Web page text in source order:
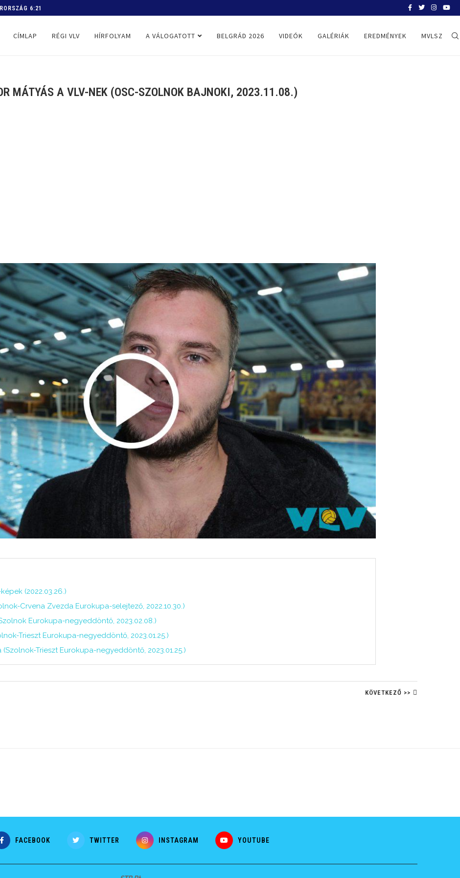
PROGRAM
CÍMLAP RÉGI VLV HÍRFOLYAM A VÁLOGATOTT BELGRÁD 2026 VIDEÓK GALÉRIÁK EREDMÉNYEK MVLSZ
MÁTYÁS A VLV-NEK (OSC-SZOLNOK BAJNOKI, 2023.11.08.)
(2022.03.26.)
Crvena Zvezda Eurokupa-selejtező, 2022.10.30.)
Eurokupa-negyeddöntő, 2023.02.08.)
Trieszt Eurokupa-negyeddöntő, 2023.01.25.)
Trieszt Eurokupa-negyeddöntő, 2023.01.25.)
KÖVETKEZŐ >>
FACEBOOK TWITTER INSTAGRAM YOUTUBE